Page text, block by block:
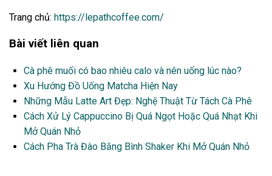
Trang chủ: https://lepathcoffee.com/
Bài viết liên quan
Cà phê muối có bao nhiêu calo và nên uống lúc nào?
Xu Hướng Đồ Uống Matcha Hiện Nay
Những Mẫu Latte Art Đẹp: Nghệ Thuật Từ Tách Cà Phê
Cách Xử Lý Cappuccino Bị Quá Ngọt Hoặc Quá Nhạt Khi
Mở Quán Nhỏ
Cách Pha Trà Đào Bằng Bình Shaker Khi Mở Quán Nhỏ